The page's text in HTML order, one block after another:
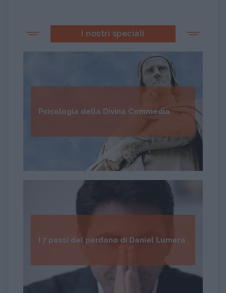
I nostri speciali
Psicologia della Divina Commedia
I 7 passi del perdono di Daniel Lumera